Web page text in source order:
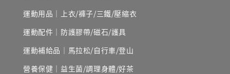
運動用品｜上衣/褲子/三鐵/壓縮衣
運動配件｜防護膠帶/磁石/護具
運動補給品｜馬拉松/自行車/登山
營養保健｜益生菌/調理身體/好茶